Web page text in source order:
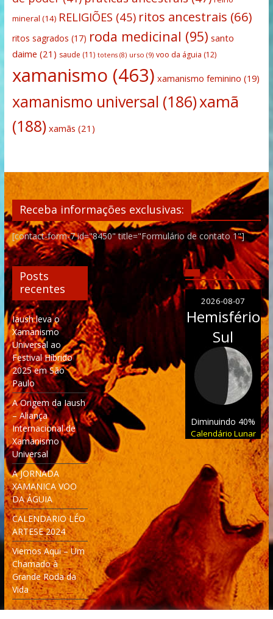
mineral (14) RELIGIÕES (45) ritos ancestrais (66)
ritos sagrados (17) roda medicinal (95) santo
daime (21) saude (11) totens(8) urso (9) voo da águia (12)
xamanismo (463) xamanismo feminino (19)
xamanismo universal (186)xamã
(188) xamãs (21)
Receba informações exclusivas:
[contact-form-7 id="8450" title="Formulário de contato 1"]
Posts
recentes
Iaush leva o
Xamanismo
Universal ao
Festival Híbrido
2025 em São
Paulo
A Origem da Iaush
– Aliança
Internacional de
Xamanismo
Universal
A JORNADA
XAMANICA VOO
DA ÁGUIA
CALENDARIO LÉO
ARTESE 2024
Viemos Aqui – Um
Chamado à
Grande Roda da
Vida
2026-08-07
Hemisfério
Sul
Diminuindo 40%
Calendário Lunar